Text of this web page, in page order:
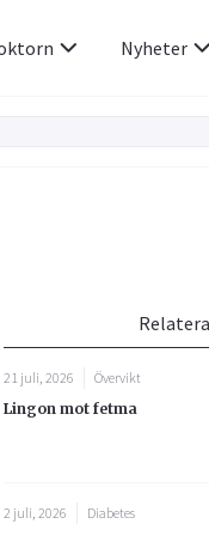
Rökavvänjning
Rörelseapparaten
Nyheter
21 juli, 2026
Övervikt
Lingon mot fetma
2 juli, 2026
Diabetes